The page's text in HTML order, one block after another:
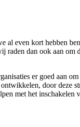
al even kort hebben
dan ook aan om
er goed aan
door deze
met het inschakelen